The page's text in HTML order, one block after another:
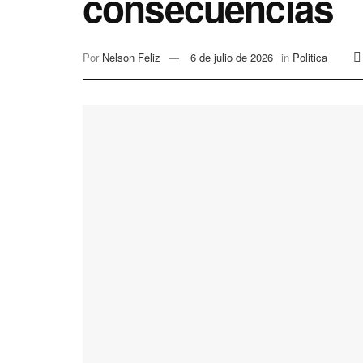
Por Nelson Feliz 6 de julio de 2026 in Politica